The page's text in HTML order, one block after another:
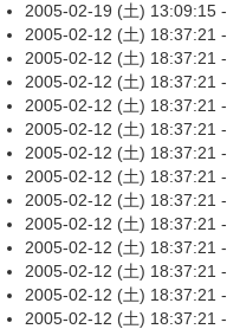
2005-02-19 (土) 13:09:15 -
2005-02-12 (土) 18:37:21 -
2005-02-12 (土) 18:37:21 -
2005-02-12 (土) 18:37:21 -
2005-02-12 (土) 18:37:21 -
2005-02-12 (土) 18:37:21 -
2005-02-12 (土) 18:37:21 -
2005-02-12 (土) 18:37:21 -
2005-02-12 (土) 18:37:21 -
2005-02-12 (土) 18:37:21 -
2005-02-12 (土) 18:37:21 -
2005-02-12 (土) 18:37:21 -
2005-02-12 (土) 18:37:21 -
2005-02-12 (土) 18:37:21 -